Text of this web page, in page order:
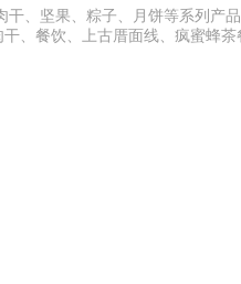
、坚果、粽子、月饼等系列产
、餐饮、上古厝面线、疯蜜蜂